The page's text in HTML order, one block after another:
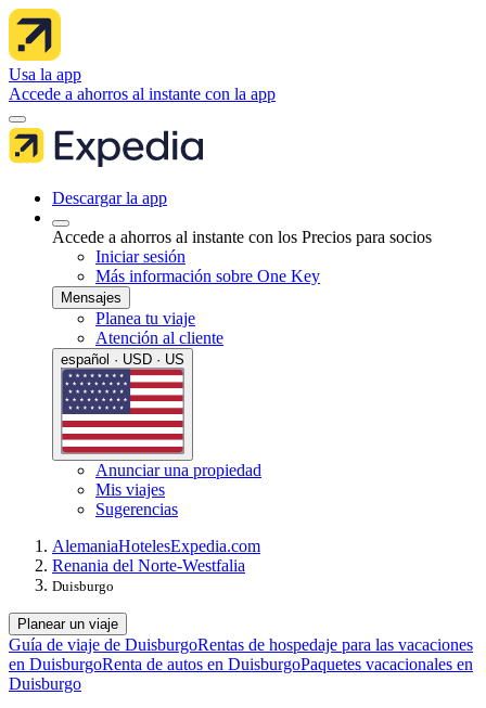
Usa la app
Accede a ahorros al instante con la app
Descargar la app
Accede a ahorros al instante con los Precios para socios
Iniciar sesión
Más información sobre One Key
Mensajes
Planea tu viaje
Atención al cliente
español · USD · US
Anunciar una propiedad
Mis viajes
Sugerencias
AlemaniaHotelesExpedia.com
Renania del Norte-Westfalia
Duisburgo
Planear un viaje
Guía de viaje de DuisburgoRentas de hospedaje para las vacaciones
en DuisburgoRenta de autos en DuisburgoPaquetes vacacionales en
Duisburgo